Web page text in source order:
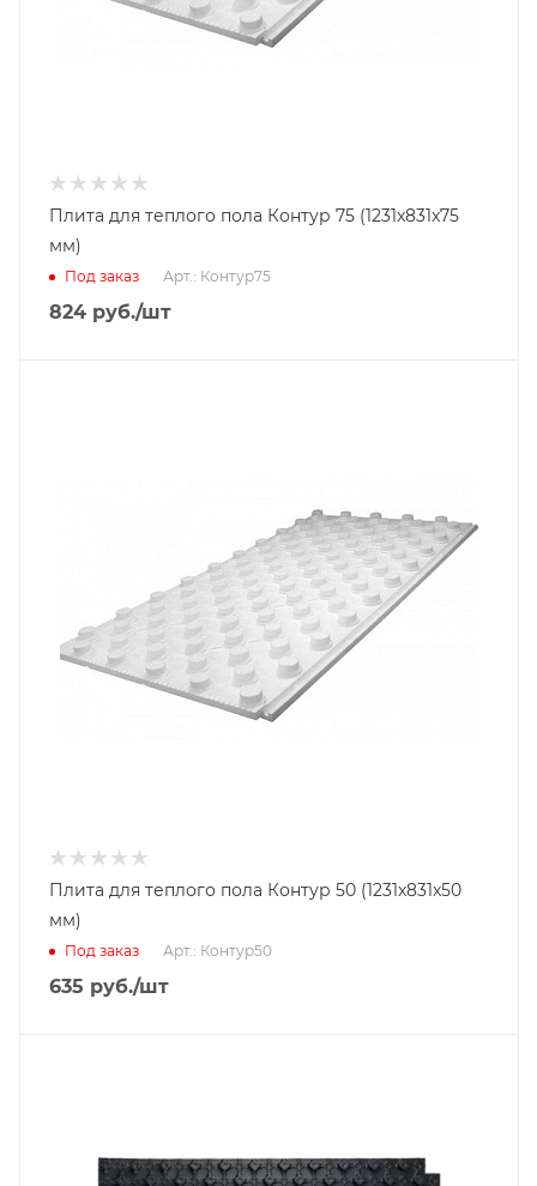
Плита для теплого пола Контур 75 (1231x831x75
мм)
Под заказ Арт.: Контур75
824 руб./шт
Плита для теплого пола Контур 50 (1231x831x50
мм)
Под заказ Арт.: Контур50
635 руб./шт